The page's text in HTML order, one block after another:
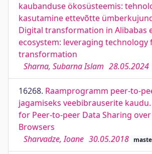
kaubanduse ökosüsteemis:
kasutamine ettevõtte
Digital transformation in Alibabas
ecosystem: leveraging technology
transformation
Sharna, Subarna Islam 28.05.2024
16268. Raamprogramm peer-to-
jagamiseks veebibrauserite
for Peer-to-peer Data Sharing over
Browsers
Sharvadze, Ioane 30.05.2018